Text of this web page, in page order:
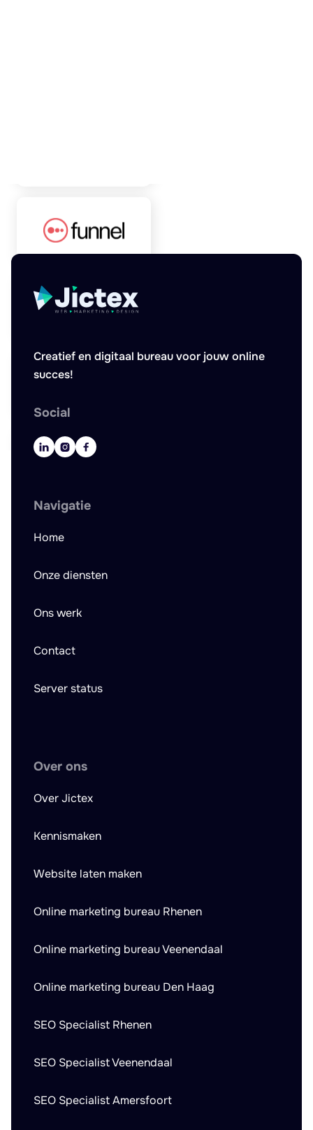
Creatief en digitaal bureau voor jouw online
succes!
Social
  
Navigatie
Home
Onze diensten
Ons werk
Contact
Server status
Over ons
Over Jictex
Kennismaken
Website laten maken
Online marketing bureau Rhenen
Online marketing bureau Veenendaal
Online marketing bureau Den Haag
SEO Specialist Rhenen
SEO Specialist Veenendaal
SEO Specialist Amersfoort